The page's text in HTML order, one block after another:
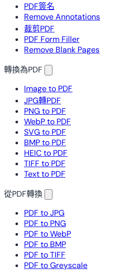
PDF簽名
Remove Annotations
裁剪PDF
PDF Form Filler
Remove Blank Pages
轉換為PDF
Image to PDF
JPG轉PDF
PNG to PDF
WebP to PDF
SVG to PDF
BMP to PDF
HEIC to PDF
TIFF to PDF
Text to PDF
從PDF轉換
PDF to JPG
PDF to PNG
PDF to WebP
PDF to BMP
PDF to TIFF
PDF to Greyscale